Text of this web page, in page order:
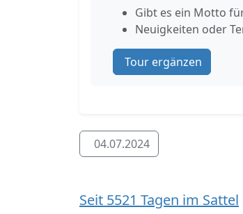
Gibt es ein Motto
Neuigkeiten oder
Tour ergänzen
04.07.2024
Seit 5521 Tagen im Sattel